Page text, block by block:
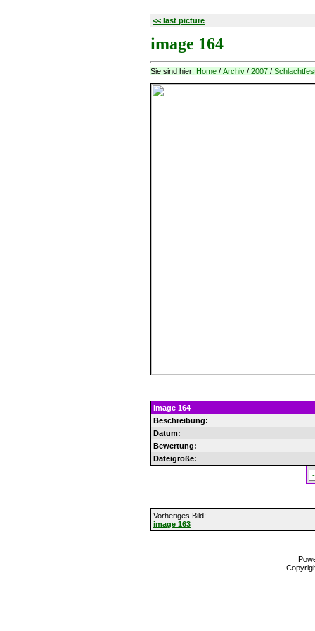
<< last picture
image 164
Sie sind hier: Home / Archiv / 2007 /
image 164
Beschreibung:
Datum:
Bewertung:
Dateigröße:
Vorheriges Bild:
image 163